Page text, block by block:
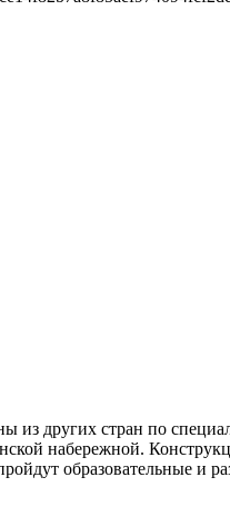
других стран по
набережной.
образовательные и